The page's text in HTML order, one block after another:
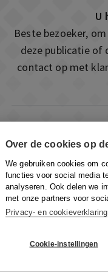
Over de cookies op
We gebruiken cookies om
functies voor social media
analyseren. Ook delen we
met onze partners voor
Privacy- en cookieverklaring
Cookie-instellingen
U
Beste bezoeker,
deze publicatie of
contact op met
ook de